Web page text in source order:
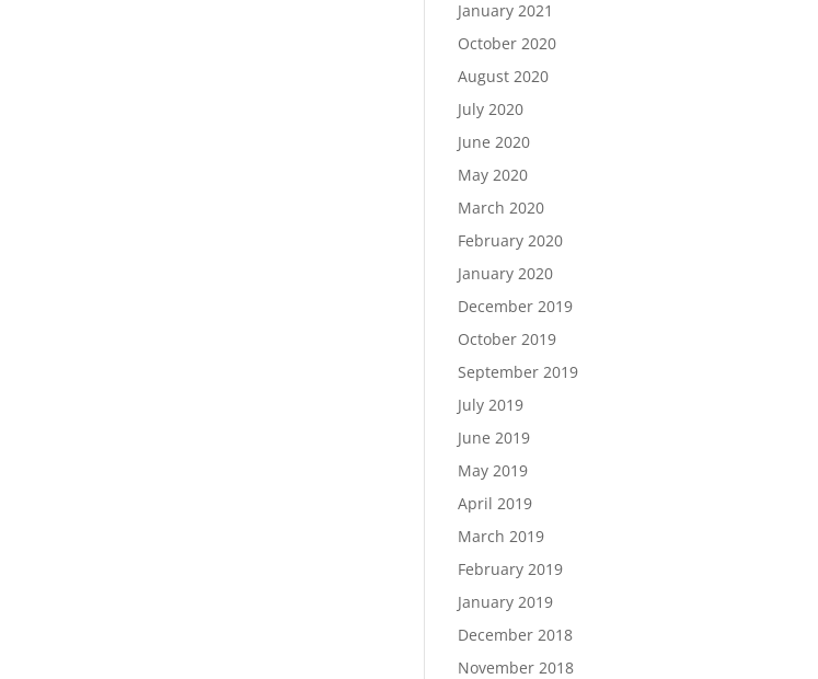
January 2021
October 2020
August 2020
July 2020
June 2020
May 2020
March 2020
February 2020
January 2020
December 2019
October 2019
September 2019
July 2019
June 2019
May 2019
April 2019
March 2019
February 2019
January 2019
December 2018
November 2018